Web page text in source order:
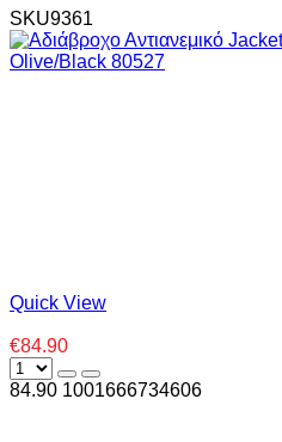
SKU9361
Quick View
€84.90
84.90 1001666734606